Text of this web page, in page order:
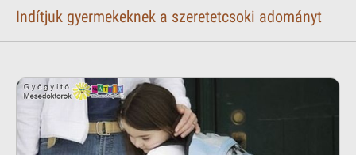
Indítjuk gyermekeknek a szeretetcsoki adományt